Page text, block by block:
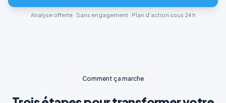
Analyse offerte · Sans engagement · Plan d'action sous 24 h
Comment ça marche